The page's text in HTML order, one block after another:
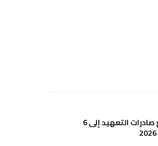
مصر تستهدف رفع صادرات التعهيد إلى 6